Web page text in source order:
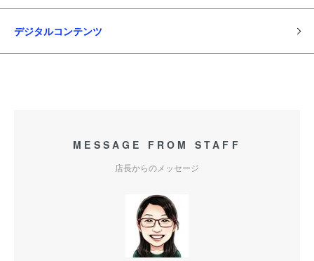
デジタルコンテンツ
MESSAGE FROM STAFF
店長からのメッセージ